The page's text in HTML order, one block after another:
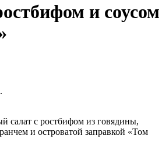
и соусом
салат с ростбифом из говядины,
и островатой заправкой «Том